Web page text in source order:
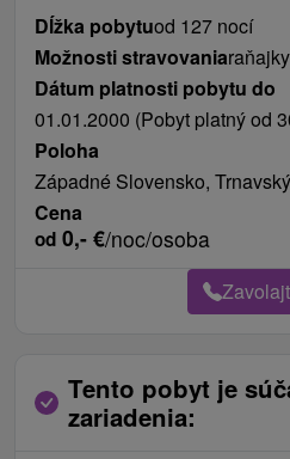
Dĺžka pobytuod 127 nocí
Možnosti stravovaniaraňajky
Dátum platnosti pobytu do
01.01.2000 (Pobyt platný od
Poloha
Západné Slovensko,
Cena
od 0,- €/noc/osoba
Tento pobyt je
zariadenia: